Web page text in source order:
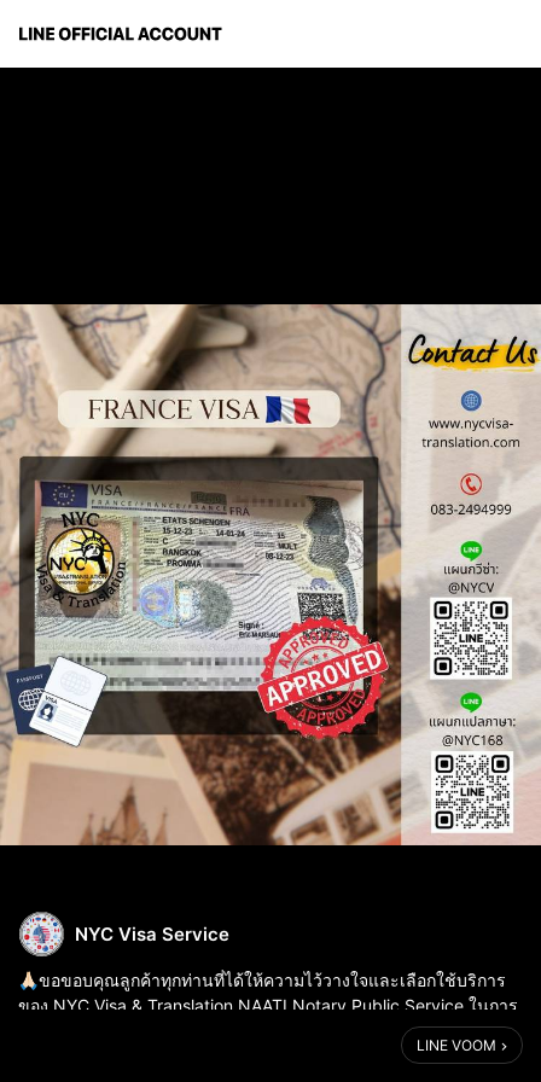
NYC Visa Service
🙏🏻ขอขอบคุณลูกค้าทุกท่านที่ได้ให้ความไว้วางใจและเลือกใช้บริการ
ของ NYC Visa & Translation NAATI Notary Public Service ในการ
ดำเนินการยื่นวีซ่าฝรั่งเศสและบริการแปลภาษาฝรั่งเศสของเรา✨ ที่
LINE VOOM